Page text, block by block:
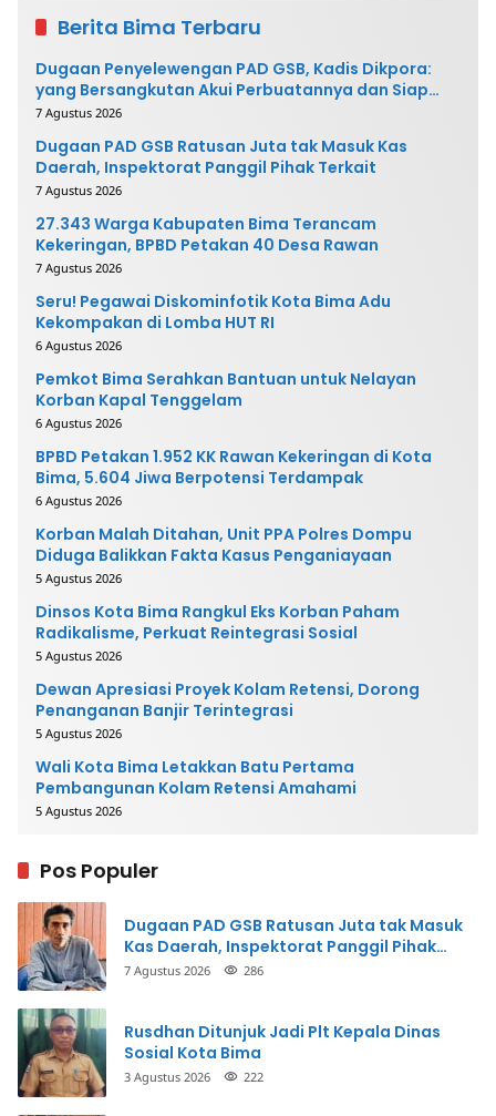
Berita Bima Terbaru
Dugaan Penyelewengan PAD GSB, Kadis Dikpora:
yang Bersangkutan Akui Perbuatannya dan Siap
Mengembalikan Uang
7 Agustus 2026
Dugaan PAD GSB Ratusan Juta tak Masuk Kas
Daerah, Inspektorat Panggil Pihak Terkait
7 Agustus 2026
27.343 Warga Kabupaten Bima Terancam
Kekeringan, BPBD Petakan 40 Desa Rawan
7 Agustus 2026
Seru! Pegawai Diskominfotik Kota Bima Adu
Kekompakan di Lomba HUT RI
6 Agustus 2026
Pemkot Bima Serahkan Bantuan untuk Nelayan
Korban Kapal Tenggelam
6 Agustus 2026
BPBD Petakan 1.952 KK Rawan Kekeringan di Kota
Bima, 5.604 Jiwa Berpotensi Terdampak
6 Agustus 2026
Korban Malah Ditahan, Unit PPA Polres Dompu
Diduga Balikkan Fakta Kasus Penganiayaan
5 Agustus 2026
Dinsos Kota Bima Rangkul Eks Korban Paham
Radikalisme, Perkuat Reintegrasi Sosial
5 Agustus 2026
Dewan Apresiasi Proyek Kolam Retensi, Dorong
Penanganan Banjir Terintegrasi
5 Agustus 2026
Wali Kota Bima Letakkan Batu Pertama
Pembangunan Kolam Retensi Amahami
5 Agustus 2026
Pos Populer
Dugaan PAD GSB Ratusan Juta tak Masuk
Kas Daerah, Inspektorat Panggil Pihak
Terkait
7 Agustus 2026 286
Rusdhan Ditunjuk Jadi Plt Kepala Dinas
Sosial Kota Bima
3 Agustus 2026 222